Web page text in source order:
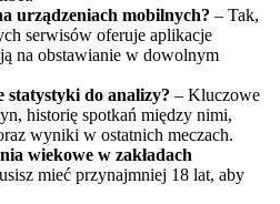
urządzeniach mobilnych? – Tak,
serwisów oferuje aplikacje
na obstawianie w dowolnym
statystyki do analizy? – Kluczowe
historię spotkań między nimi,
wyniki w ostatnich meczach.
wiekowe w zakładach
mieć przynajmniej 18 lat, aby